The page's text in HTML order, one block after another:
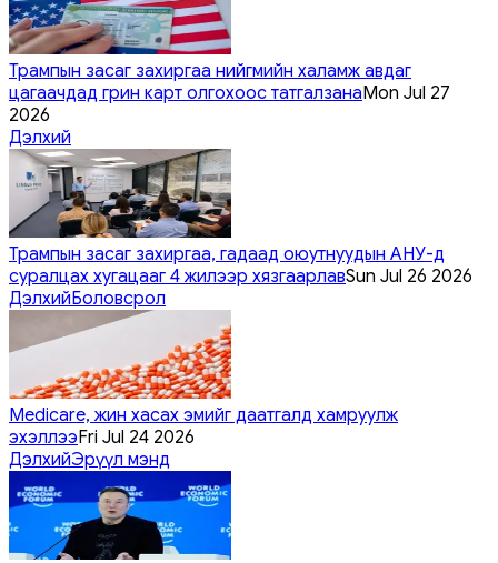
Трампын засаг захиргаа нийгмийн халамж авдаг
цагаачдад грин карт олгохоос татгалзанаMon Jul 27
2026
Дэлхий
Трампын засаг захиргаа, гадаад оюутнуудын АНУ-д
суралцах хугацааг 4 жилээр хязгаарлавSun Jul 26 2026
ДэлхийБоловсрол
Medicare, жин хасах эмийг даатгалд хамруулж
эхэллээFri Jul 24 2026
ДэлхийЭрүүл мэнд